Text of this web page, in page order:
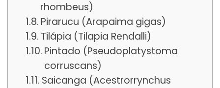
rhombeus)
Pirarucu (Arapaima gigas)
Tilápia (Tilapia Rendalli)
Pintado (Pseudoplatystoma
corruscans)
Saicanga (Acestrorrynchus